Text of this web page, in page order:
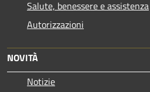
Salute, benessere e assistenza
Autorizzazioni
NOVITÀ
Notizie